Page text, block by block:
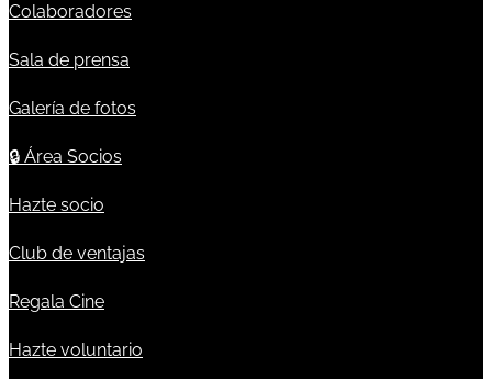
Colaboradores
Sala de prensa
Galería de fotos
🔒 Área Socios
Hazte socio
Club de ventajas
Regala Cine
Hazte voluntario